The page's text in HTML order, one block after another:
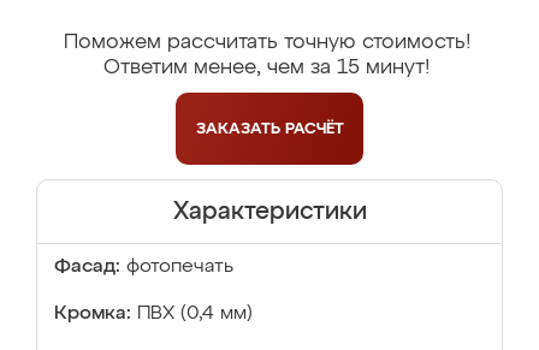
Поможем рассчитать точную стоимость!
Ответим менее, чем за 15 минут!
ЗАКАЗАТЬ РАСЧЁТ
Характеристики
Фасад: фотопечать
Кромка: ПВХ (0,4 мм)